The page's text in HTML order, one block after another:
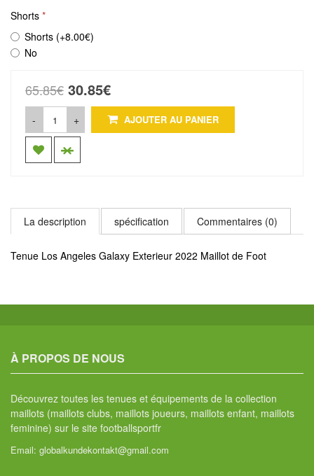
Shorts
Shorts (+8.00€)
No
65.85€ 30.85€
- + AJOUTER AU PANIER
La description spécification Commentaires (0)
Tenue Los Angeles Galaxy Exterieur 2022 Maillot de Foot
À PROPOS DE NOUS
Découvrez toutes les tenues et équipements de la collection
maillots (maillots clubs, maillots joueurs, maillots enfant, maillots
feminine) sur le site footballsportfr
Email: globalkundekontakt@gmail.com